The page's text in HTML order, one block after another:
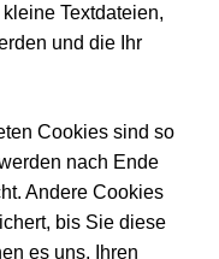
Textdateien,
und die Ihr
Cookies sind so
nach Ende
Andere Cookies
bis Sie diese
es uns, Ihren